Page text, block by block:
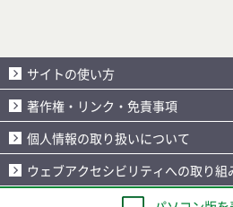
サイトの使い方
著作権・リンク・免責事項
個人情報の取り扱いについて
ウェブアクセシビリティへの取り組